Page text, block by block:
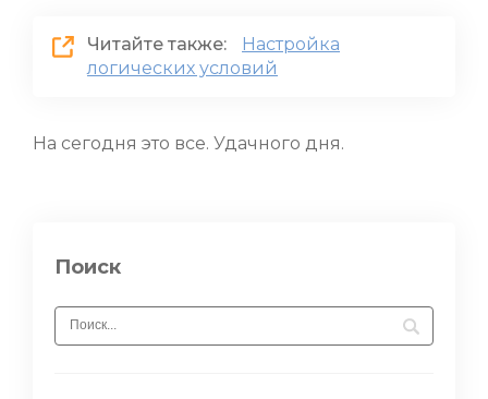
Читайте также:
Настройка
логических условий
На сегодня это все. Удачного дня.
Поиск